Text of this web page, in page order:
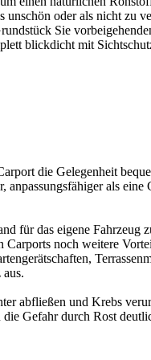
oder als nicht zu
Sie
blickdicht mit
die Gelegenheit
als
für das eigene
noch weitere
abfließen und Krebs
Gefahr durch Rost